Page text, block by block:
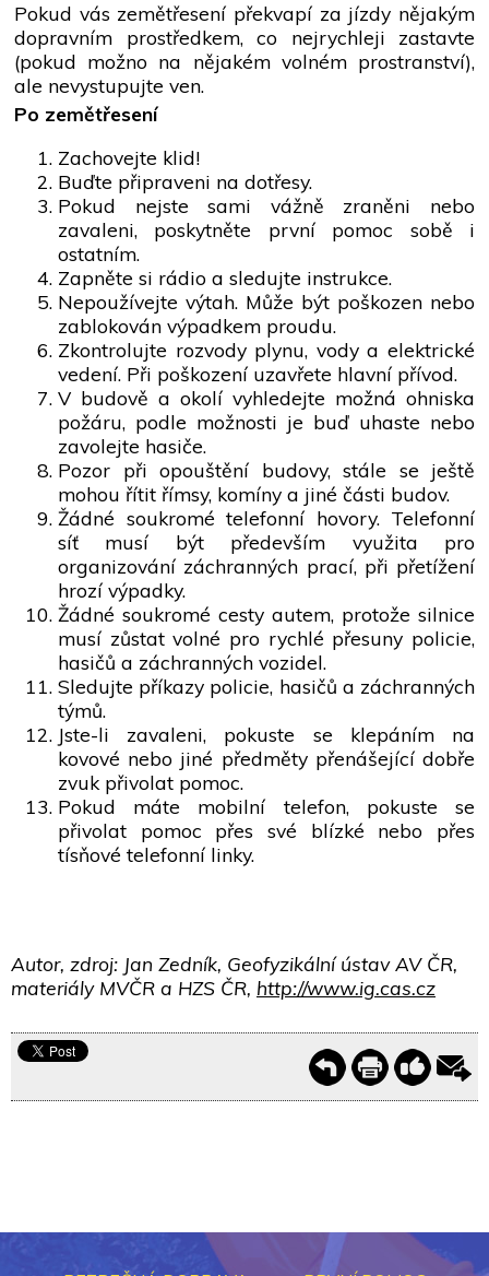
Pokud vás zemětřesení překvapí za jízdy nějakým
dopravním prostředkem, co nejrychleji zastavte
(pokud možno na nějakém volném prostranství),
ale nevystupujte ven.
Po zemětřesení
Zachovejte klid!
Buďte připraveni na dotřesy.
Pokud nejste sami vážně zraněni nebo
zavaleni, poskytněte první pomoc sobě i
ostatním.
Zapněte si rádio a sledujte instrukce.
Nepoužívejte výtah. Může být poškozen nebo
zablokován výpadkem proudu.
Zkontrolujte rozvody plynu, vody a elektrické
vedení. Při poškození uzavřete hlavní přívod.
V budově a okolí vyhledejte možná ohniska
požáru, podle možnosti je buď uhaste nebo
zavolejte hasiče.
Pozor při opouštění budovy, stále se ještě
mohou řítit římsy, komíny a jiné části budov.
Žádné soukromé telefonní hovory. Telefonní
síť musí být především využita pro
organizování záchranných prací, při přetížení
hrozí výpadky.
Žádné soukromé cesty autem, protože silnice
musí zůstat volné pro rychlé přesuny policie,
hasičů a záchranných vozidel.
Sledujte příkazy policie, hasičů a záchranných
týmů.
Jste-li zavaleni, pokuste se klepáním na
kovové nebo jiné předměty přenášející dobře
zvuk přivolat pomoc.
Pokud máte mobilní telefon, pokuste se
přivolat pomoc přes své blízké nebo přes
tísňové telefonní linky.
Autor, zdroj: Jan Zedník, Geofyzikální ústav AV ČR,
materiály MVČR a HZS ČR, http://www.ig.cas.cz